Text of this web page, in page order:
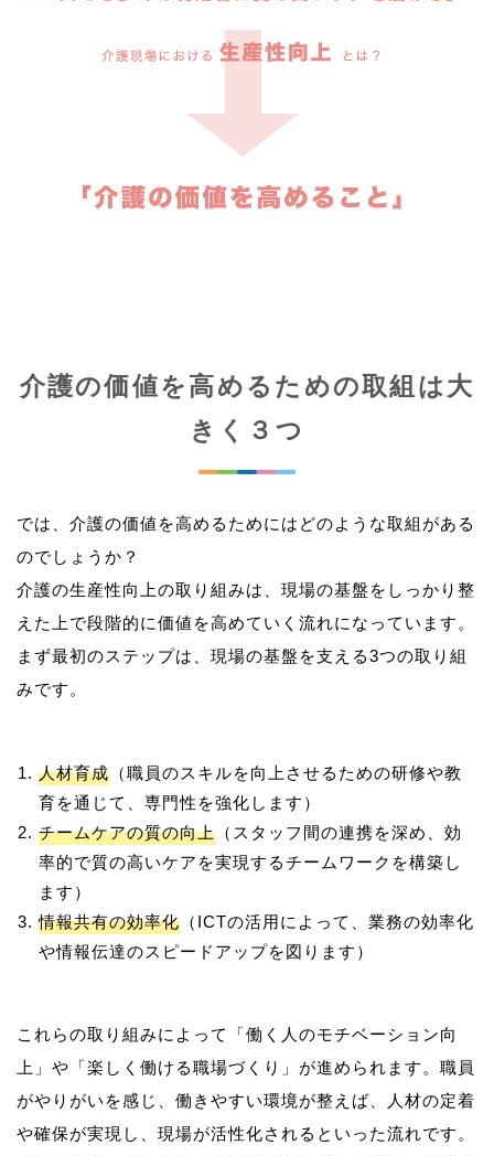
介護の価値を高めるための取組は大
きく３つ
では、介護の価値を高めるためにはどのような取組がある
のでしょうか？
介護の生産性向上の取り組みは、現場の基盤をしっかり整
えた上で段階的に価値を高めていく流れになっています。
まず最初のステップは、現場の基盤を支える3つの取り組
人材育成 （職員のスキルを向上させるための研修や教
育を通じて、専門性を強化します）
チームケアの質の向上 （スタッフ間の連携を深め、効
率的で質の高いケアを実現するチームワークを構築し
ます）
情報共有の効率化 （ICTの活用によって、業務の効率化
や情報伝達のスピードアップを図ります）
これらの取り組みによって「働く人のモチベーション向
上」や「楽しく働ける職場づくり」が進められます。職員
がやりがいを感じ、働きやすい環境が整えば、人材の定着
や確保が実現し、現場が活性化されるといった流れです。